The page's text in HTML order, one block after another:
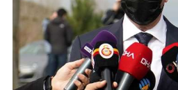
VİDEO
YAZARLAR